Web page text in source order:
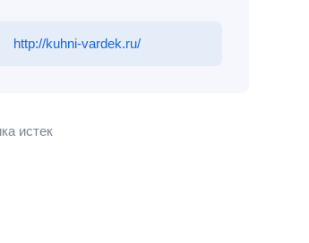
http://kuhni-vardek.ru/
истек